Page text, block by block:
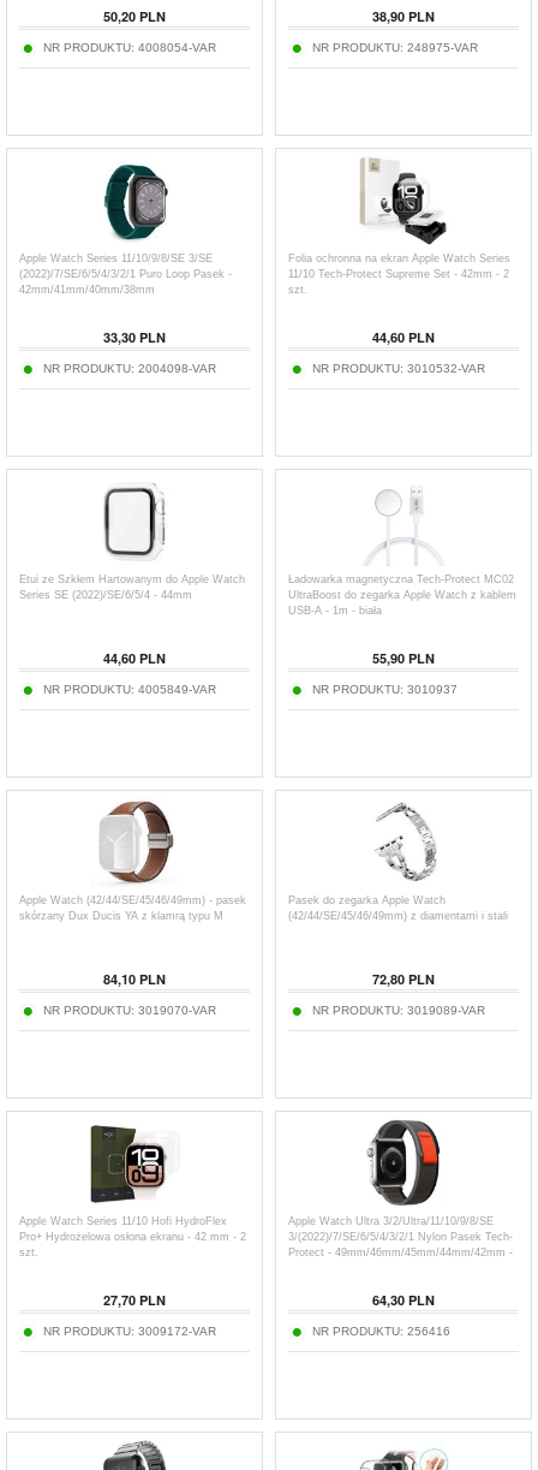
50,20 PLN
NR PRODUKTU: 4008054-VAR
38,90 PLN
NR PRODUKTU: 248975-VAR
Apple Watch Series 11/10/9/8/SE 3/SE
(2022)/7/SE/6/5/4/3/2/1 Puro Loop Pasek -
42mm/41mm/40mm/38mm
33,30 PLN
NR PRODUKTU: 2004098-VAR
Folia ochronna na ekran Apple Watch Series
11/10 Tech-Protect Supreme Set - 42mm - 2
szt.
44,60 PLN
NR PRODUKTU: 3010532-VAR
Etui ze Szkłem Hartowanym do Apple Watch
Series SE (2022)/SE/6/5/4 - 44mm
44,60 PLN
NR PRODUKTU: 4005849-VAR
Ładowarka magnetyczna Tech-Protect MC02
UltraBoost do zegarka Apple Watch z kablem
USB-A - 1m - biała
55,90 PLN
NR PRODUKTU: 3010937
Apple Watch (42/44/SE/45/46/49mm) - pasek
skórzany Dux Ducis YA z klamrą typu M
84,10 PLN
NR PRODUKTU: 3019070-VAR
Pasek do zegarka Apple Watch
(42/44/SE/45/46/49mm) z diamentami i stali
72,80 PLN
NR PRODUKTU: 3019089-VAR
Apple Watch Series 11/10 Hofi HydroFlex
Pro+ Hydrożelowa osłona ekranu - 42 mm - 2
szt.
27,70 PLN
NR PRODUKTU: 3009172-VAR
Apple Watch Ultra 3/2/Ultra/11/10/9/8/SE
3/(2022)/7/SE/6/5/4/3/2/1 Nylon Pasek Tech-
Protect - 49mm/46mm/45mm/44mm/42mm -
64,30 PLN
NR PRODUKTU: 256416